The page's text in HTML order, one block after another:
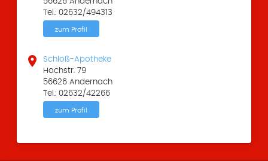
Tel.: 02632/494313
zum Profil

Schloß-Apotheke
Hochstr. 79
56626 Andernach
Tel.: 02632/42266
zum Profil